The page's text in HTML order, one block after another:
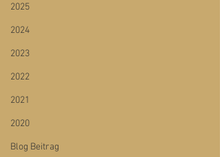
2025
2024
2023
2022
2021
2020
Blog Beitrag